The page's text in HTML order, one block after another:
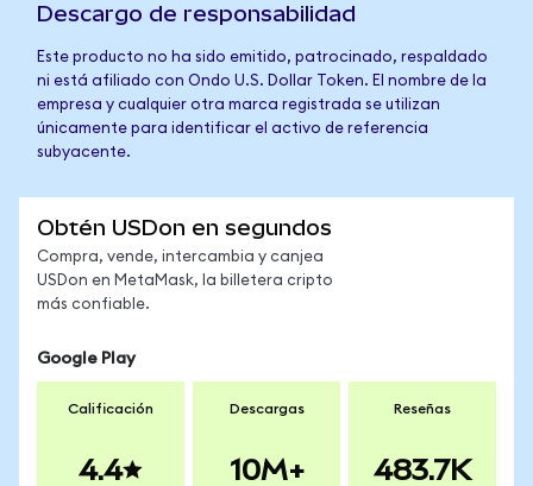
Descargo de responsabilidad
Este producto no ha sido emitido, patrocinado, respaldado
ni está afiliado con Ondo U.S. Dollar Token. El nombre de la
empresa y cualquier otra marca registrada se utilizan
únicamente para identificar el activo de referencia
subyacente.
Obtén USDon en segundos
Compra, vende, intercambia y canjea
USDon en MetaMask, la billetera cripto
más confiable.
Google Play
Calificación
4.4
Descargas
10M+
Reseñas
483.7K